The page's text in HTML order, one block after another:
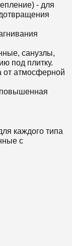
- для
санузлы,
под плитку.
от атмосферной
каждого типа
с